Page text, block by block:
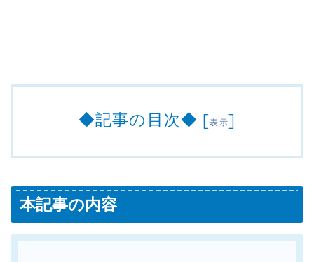
◆記事の目次◆ [表示]
本記事の内容